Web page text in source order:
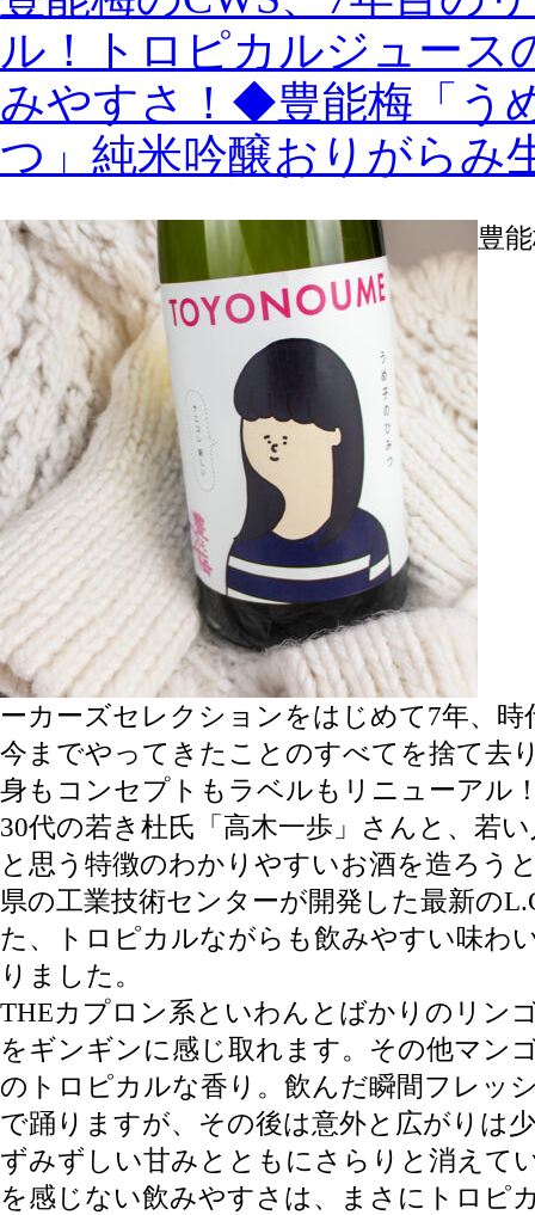
ル！トロピカルジュース
みやすさ！◆豊能梅「う
つ」純米吟醸おりがらみ
豊
ーカーズセレクションをはじめて7年、時
今までやってきたことのすべてを捨て去
身もコンセプトもラベルもリニューアル
30代の若き杜氏「高木一歩」さんと、若
と思う特徴のわかりやすいお酒を造ろう
県の工業技術センターが開発した最新の
た、トロピカルながらも飲みやすい味わ
りました。
THEカプロン系といわんとばかりのリン
をギンギンに感じ取れます。その他マン
のトロピカルな香り。飲んだ瞬間フレッ
で踊りますが、その後は意外と広がりは
ずみずしい甘みとともにさらりと消えて
を感じない飲みやすさは、まさにトロピ